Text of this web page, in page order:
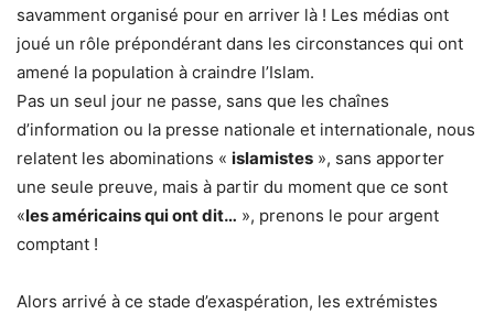
savamment organisé pour en arriver là ! Les médias ont
joué un rôle prépondérant dans les circonstances qui ont
amené la population à craindre l’Islam.
Pas un seul jour ne passe, sans que les chaînes
d’information ou la presse nationale et internationale, nous
relatent les abominations « islamistes », sans apporter
une seule preuve, mais à partir du moment que ce sont
«les américains qui ont dit… », prenons le pour argent
comptant !
Alors arrivé à ce stade d’exaspération, les extrémistes